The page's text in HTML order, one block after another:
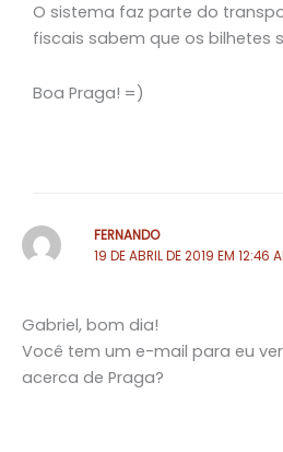
O sistema faz parte do
fiscais sabem que os bilhetes
Boa Praga! =)
FERNANDO
19 DE ABRIL DE 2019 EM 12:46
Gabriel, bom dia!
Você tem um e-mail para eu
acerca de Praga?